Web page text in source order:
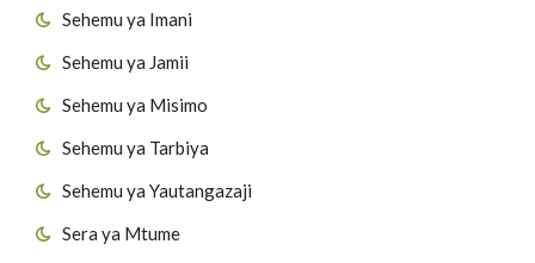
Sehemu ya Imani
Sehemu ya Jamii
Sehemu ya Misimo
Sehemu ya Tarbiya
Sehemu ya Yautangazaji
Sera ya Mtume